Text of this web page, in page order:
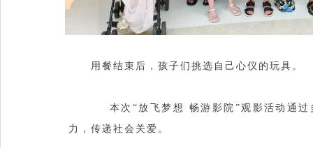
用餐结束后，孩子们挑选自己心仪的玩具。
本次“放飞梦想 畅游影院”观影活动通过
力，传递社会关爱。